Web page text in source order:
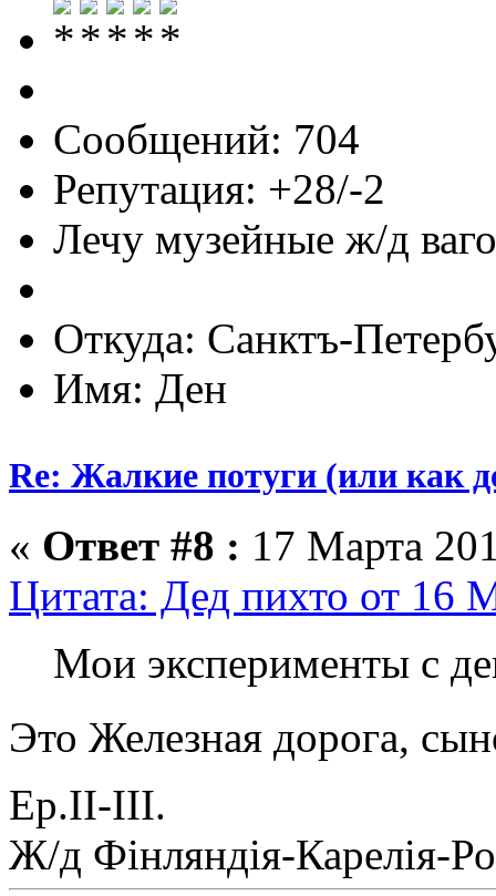
Сообщений: 704
Репутация: +28/-2
Лечу музейные ж/д
Откуда: Санктъ-
Имя: Ден
Re: Жалкие потуги (или как
« Ответ #8 : 17 Марта
Цитата: Дед пихто от 16
Мои эксперименты с
Это Железная дорога,
Ер.II-III.
Ж/д Фiнляндiя-Карелiя-